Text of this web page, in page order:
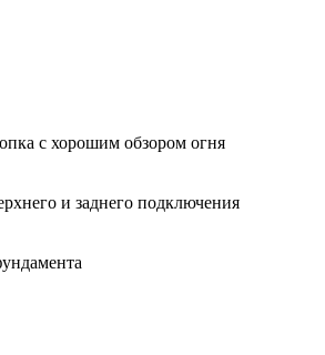
с хорошим обзором огня
и заднего подключения